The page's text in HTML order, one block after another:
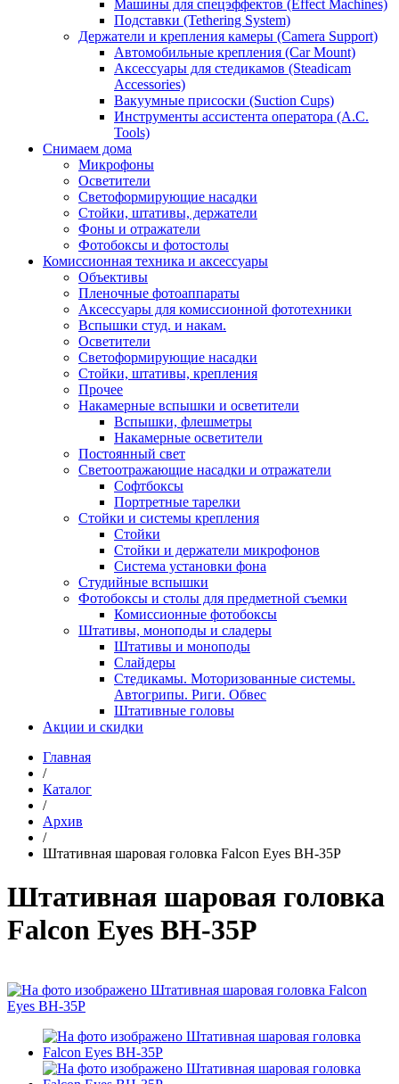
Машины для спецэффектов (Effect Machines)
Подставки (Tethering System)
Держатели и крепления камеры (Camera Support)
Автомобильные крепления (Car Mount)
Аксессуары для стедикамов (Steadicam
Accessories)
Вакуумные присоски (Suction Cups)
Инструменты ассистента оператора (A.C.
Tools)
Снимаем дома
Микрофоны
Осветители
Светоформирующие насадки
Стойки, штативы, держатели
Фоны и отражатели
Фотобоксы и фотостолы
Комиссионная техника и аксессуары
Объективы
Пленочные фотоаппараты
Аксессуары для комиссионной фототехники
Вспышки студ. и накам.
Осветители
Светоформирующие насадки
Стойки, штативы, крепления
Прочее
Накамерные вспышки и осветители
Вспышки, флешметры
Накамерные осветители
Постоянный свет
Светоотражающие насадки и отражатели
Софтбоксы
Портретные тарелки
Стойки и системы крепления
Стойки
Стойки и держатели микрофонов
Система установки фона
Студийные вспышки
Фотобоксы и столы для предметной съемки
Комиссионные фотобоксы
Штативы, моноподы и сладеры
Штативы и моноподы
Слайдеры
Стедикамы. Моторизованные системы.
Автогрипы. Риги. Обвес
Штативные головы
Акции и скидки
Главная
/
Каталог
/
Архив
/
Штативная шаровая головка Falcon Eyes BH-35P
Штативная шаровая головка
Falcon Eyes BH-35P